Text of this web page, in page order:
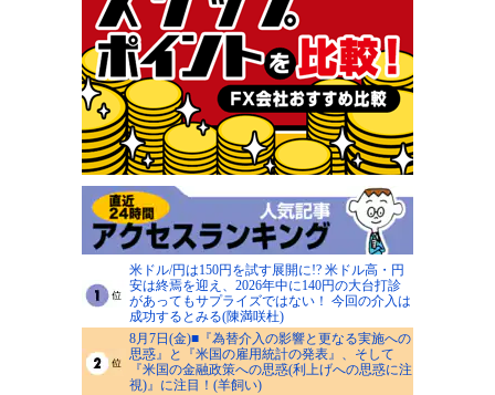
米ドル/円は150円を試す展開に!? 米ドル高・円
安は終焉を迎え、2026年中に140円の大台打診
があってもサプライズではない！ 今回の介入は
成功するとみる(陳満咲杜)
8月7日(金)■『為替介入の影響と更なる実施への
思惑』と『米国の雇用統計の発表』、そして
『米国の金融政策への思惑(利上げへの思惑に注
視)』に注目！(羊飼い)